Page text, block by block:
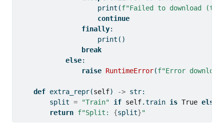
print (f"Failed to download
continue
finally:
print ()
break
else:
raise RuntimeError(f"Error
def extra_repr(self) -> str:
        split
= "Train" if self.train is True else
return f"Split: {split}"